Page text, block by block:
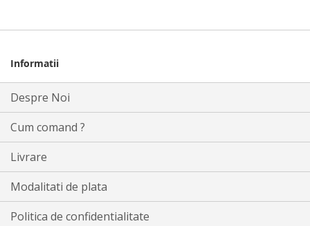
Informatii
Despre Noi
Cum comand ?
Livrare
Modalitati de plata
Politica de confidentialitate